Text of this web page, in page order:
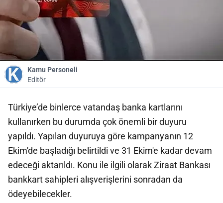
Kamu Personeli
Editör
Türkiye’de binlerce vatandaş banka kartlarını
kullanırken bu durumda çok önemli bir duyuru
yapıldı. Yapılan duyuruya göre kampanyanın 12
Ekim'de başladığı belirtildi ve 31 Ekim'e kadar devam
edeceği aktarıldı. Konu ile ilgili olarak Ziraat Bankası
bankkart sahipleri alışverişlerini sonradan da
ödeyebilecekler.